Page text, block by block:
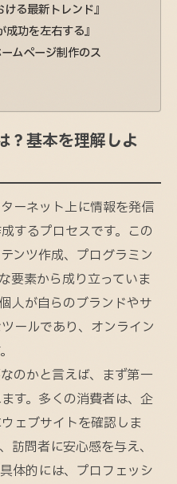
る最新トレンド』
成功を左右する』
ムページ制作のス
？基本を理解しよ
ーネット上に情報を発信
するプロセスです。この
ンツ作成、プログラミン
要素から成り立っていま
人が自らのブランドやサ
ールであり、オンライン
のかと言えば、まず第一
す。多くの消費者は、企
ェブサイトを確認しま
訪問者に安心感を与え、
体的には、プロフェッシ